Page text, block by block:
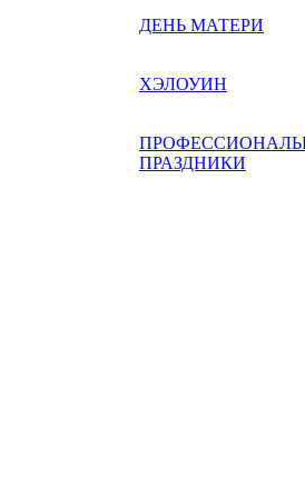
ДЕНЬ МАТЕРИ
ХЭЛОУИН
ПРАЗДНИКИ